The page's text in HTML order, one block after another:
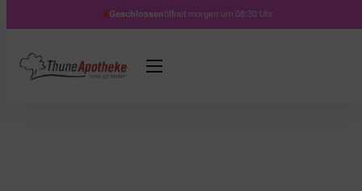
Geschlossenöffnet morgen um 08:30 Uhr